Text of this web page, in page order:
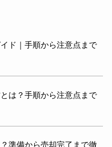
ド｜手順から注意点まで
は？手順から注意点まで
準備から売却完了まで徹